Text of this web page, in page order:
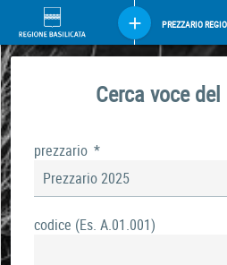
PREZZARIO
Cerca voce
prezzario *
Prezzario 2025
codice (Es. A.01.001)